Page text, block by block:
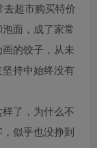
去超市购买特价
面，成了家常
的饺子，从未
持中始终没有
了，为什么不
似乎也没挣到